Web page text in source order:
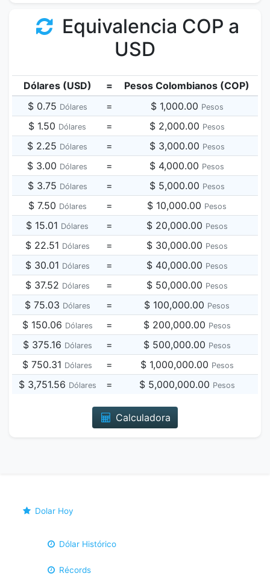
Equivalencia COP a
USD
Dólares (USD) =
Pesos Colombianos (COP)
$ 0.75 Dólares = $ 1,000.00 Pesos
$ 1.50 Dólares = $ 2,000.00 Pesos
$ 2.25 Dólares = $ 3,000.00 Pesos
$ 3.00 Dólares = $ 4,000.00 Pesos
$ 3.75 Dólares = $ 5,000.00 Pesos
$ 7.50 Dólares = $ 10,000.00 Pesos
$ 15.01 Dólares = $ 20,000.00 Pesos
$ 22.51 Dólares = $ 30,000.00 Pesos
$ 30.01 Dólares = $ 40,000.00 Pesos
$ 37.52 Dólares = $ 50,000.00 Pesos
$ 75.03 Dólares = $ 100,000.00 Pesos
$ 150.06 Dólares = $ 200,000.00 Pesos
$ 375.16 Dólares = $ 500,000.00 Pesos
$ 750.31 Dólares = $ 1,000,000.00 Pesos
$ 3,751.56 Dólares = $ 5,000,000.00 Pesos
Calculadora
Dolar Hoy
Dólar Histórico
Récords